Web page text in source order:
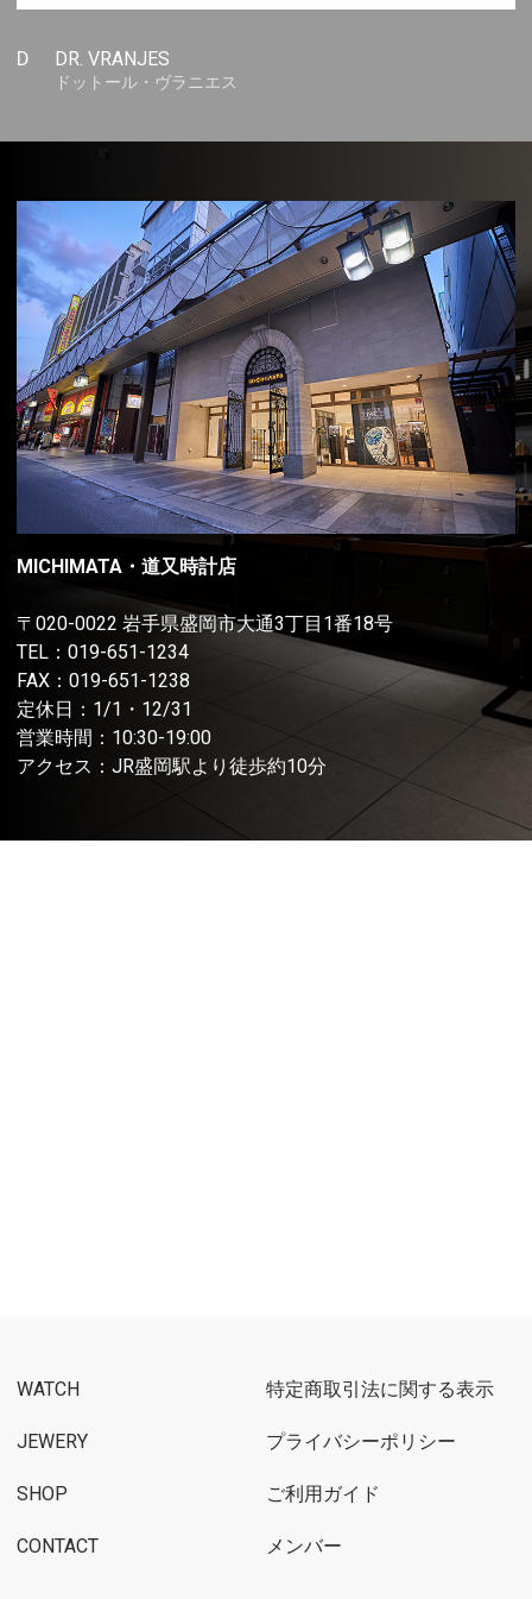
D DR. VRANJES
ドットール・ヴラニエス
MICHIMATA・道又時計店
〒020-0022 岩手県盛岡市大通3丁目1番18号
TEL： 019-651-1234
FAX：019-651-1238
定休日：1/1・12/31
営業時間：10:30-19:00
アクセス：JR盛岡駅より徒歩約10分
WATCH
JEWERY
SHOP
CONTACT
特定商取引法に関する表示
プライバシーポリシー
ご利用ガイド
メンバー